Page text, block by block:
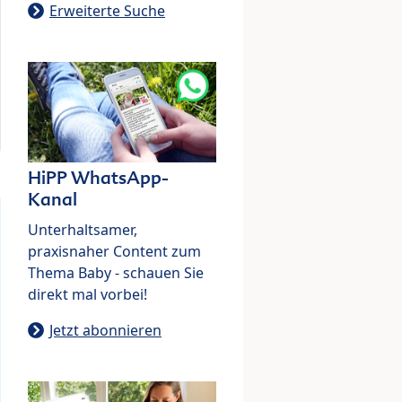
Erweiterte Suche
HiPP WhatsApp-
Kanal
Unterhaltsamer,
praxisnaher Content zum
Thema Baby - schauen Sie
direkt mal vorbei!
Jetzt abonnieren